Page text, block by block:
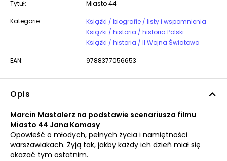
Tytuł:
Miasto 44
Kategorie:
Książki / biografie / listy i wspomnienia
Książki / historia / historia Polski
Książki / historia / II Wojna Światowa
EAN: 9788377056653
Opis
Marcin Mastalerz na podstawie scenariusza filmu
Miasto 44 Jana Komasy
Opowieść o młodych, pełnych życia i namiętności
warszawiakach. Żyją tak, jakby każdy ich dzień miał się
okazać tym ostatnim.